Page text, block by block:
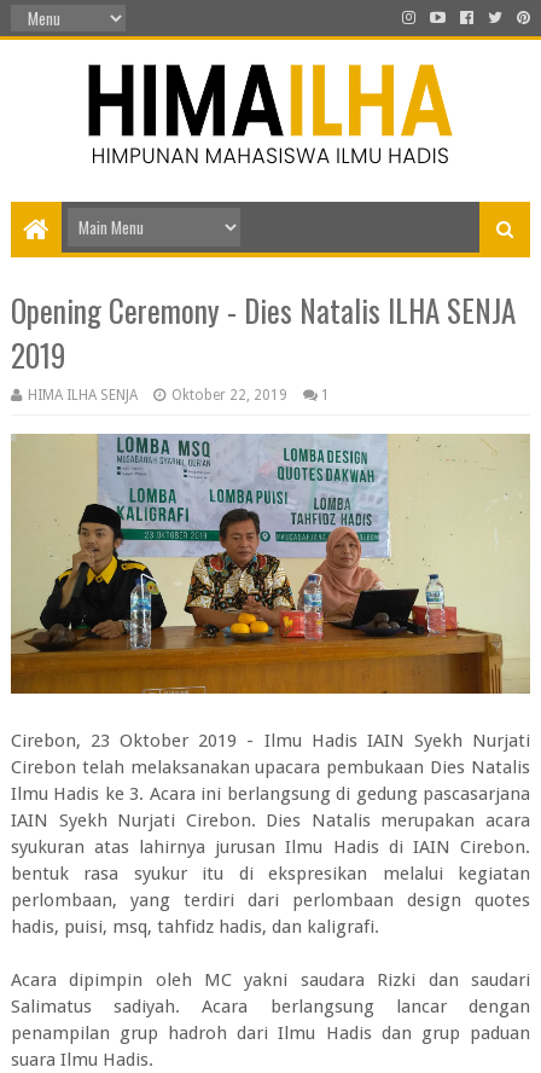
Opening Ceremony - Dies Natalis ILHA SENJA
2019
HIMA ILHA SENJA Oktober 22, 2019 1
Cirebon, 23 Oktober 2019 - Ilmu Hadis IAIN Syekh Nurjati
Cirebon telah melaksanakan upacara pembukaan Dies Natalis
Ilmu Hadis ke 3. Acara ini berlangsung di gedung pascasarjana
IAIN Syekh Nurjati Cirebon. Dies Natalis merupakan acara
syukuran atas lahirnya jurusan Ilmu Hadis di IAIN Cirebon.
bentuk rasa syukur itu di ekspresikan melalui kegiatan
perlombaan, yang terdiri dari perlombaan design quotes
hadis, puisi, msq, tahfidz hadis, dan kaligrafi.
Acara dipimpin oleh MC yakni saudara Rizki dan saudari
Salimatus sadiyah. Acara berlangsung lancar dengan
penampilan grup hadroh dari Ilmu Hadis dan grup paduan
suara Ilmu Hadis.